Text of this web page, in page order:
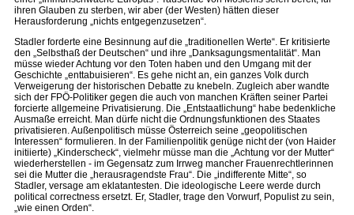
ihren Glauben zu sterben, wir aber (der Westen) hätten dieser
Herausforderung „nichts entgegenzusetzen“.
Stadler forderte eine Besinnung auf die „traditionellen Werte“. Er kritisierte
den „Selbsthaß der Deutschen“ und ihre „Danksagungsmentalität“. Man
müsse wieder Achtung vor den Toten haben und den Umgang mit der
Geschichte „enttabuisieren“. Es gehe nicht an, ein ganzes Volk durch
Verweigerung der historischen Debatte zu knebeln. Zugleich aber wandte
sich der FPÖ-Politiker gegen die auch von manchen Kräften seiner Partei
forcierte allgemeine Privatisierung. Die „Entstaatlichung“ habe bedenkliche
Ausmaße erreicht. Man dürfe nicht die Ordnungsfunktionen des Staates
privatisieren. Außenpolitisch müsse Österreich seine „geopolitischen
Interessen“ formulieren. In der Familienpolitik genüge nicht der (von Haider
initiierte) „Kinderscheck“, vielmehr müsse man die „Achtung vor der Mutter“
wiederherstellen - im Gegensatz zum Irrweg mancher Frauenrechtlerinnen
sei die Mutter die „herausragendste Frau“. Die „indifferente Mitte“, so
Stadler, versage am eklatantesten. Die ideologische Leere werde durch
political correctness ersetzt. Er, Stadler, trage den Vorwurf, Populist zu sein,
„wie einen Orden“.